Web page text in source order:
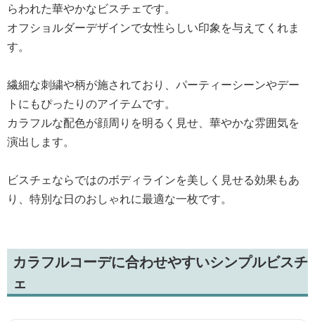
らわれた華やかなビスチェです。
オフショルダーデザインで女性らしい印象を与えてくれま
す。
繊細な刺繍や柄が施されており、パーティーシーンやデー
トにもぴったりのアイテムです。
カラフルな配色が顔周りを明るく見せ、華やかな雰囲気を
演出します。
ビスチェならではのボディラインを美しく見せる効果もあ
り、特別な日のおしゃれに最適な一枚です。
カラフルコーデに合わせやすいシンプルビスチ
ェ